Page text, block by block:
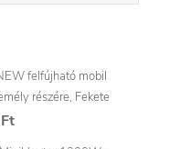
felfújható mobil
részére, Fekete